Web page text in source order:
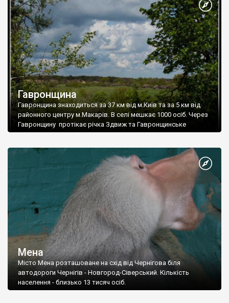
Гавронщина
Гавронщина знаходиться за 37 км від м.Київ та за 5 км від
районного центру м.Макарів. В селі мешкає 1000 осіб. Через
Гавронщину протікає річка Здвиж та Гавронщинське
водосховище.
Мена
Місто Мена розташоване на схід від Чернігова біля
автодороги Чернігів - Новгород-Сіверський. Кількість
населення - близько 13 тисяч осіб.